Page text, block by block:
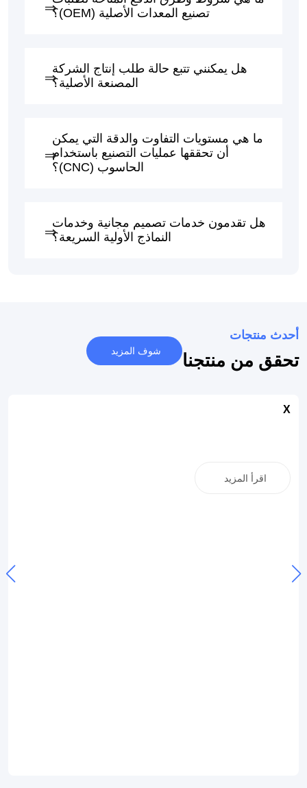
تصنيع المعدات الأصلية (OEM)؟
هل يمكنني تتبع حالة طلب إنتاج الشركة
المصنعة الأصلية؟
ما هي مستويات التفاوت والدقة التي يمكن
أن تحققها عمليات التصنيع باستخدام
الحاسوب (CNC)؟
هل تقدمون خدمات تصميم مجانية وخدمات
النماذج الأولية السريعة؟
أحدث منتجات
تحقق من منتجنا شوف المزيد
X
اقرأ المزيد